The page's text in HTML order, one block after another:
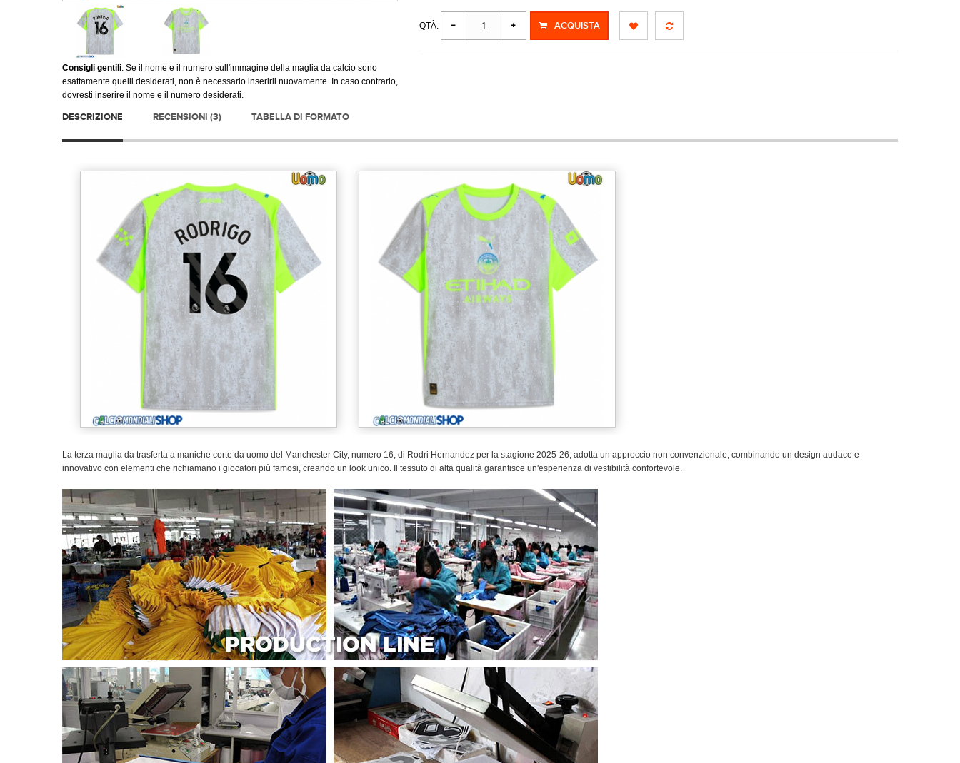
Consigli gentili: Se il nome e il numero sull'immagine della maglia da calcio sono
esattamente quelli desiderati, non è necessario inserirli nuovamente. In caso contrario,
dovresti inserire il nome e il numero desiderati.
QTÀ: ACQUISTA
DESCRIZIONE RECENSIONI (3) TABELLA DI FORMATO
La terza maglia da trasferta a maniche corte da uomo del Manchester City, numero 16, di Rodri Hernandez per la stagione 2025-26, adotta un approccio non convenzionale, combinando un design audace e
innovativo con elementi che richiamano i giocatori più famosi, creando un look unico. Il tessuto di alta qualità garantisce un'esperienza di vestibilità confortevole.